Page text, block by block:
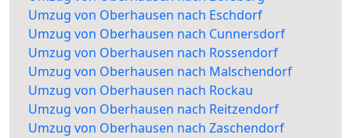
Umzug von Oberhausen nach Eschdorf
Umzug von Oberhausen nach Cunnersdorf
Umzug von Oberhausen nach Rossendorf
Umzug von Oberhausen nach Malschendorf
Umzug von Oberhausen nach Rockau
Umzug von Oberhausen nach Reitzendorf
Umzug von Oberhausen nach Zaschendorf